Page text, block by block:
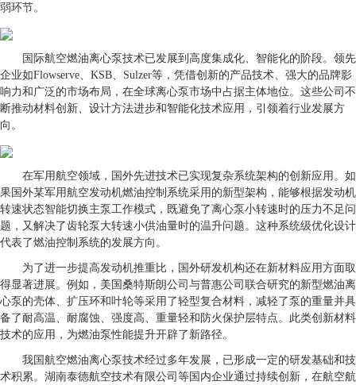
弱环节。
国际航空燃油离心泵技术已发展到高度集成化、智能化的阶段。领先
企业如Flowserve、KSB、Sulzer等，凭借创新的产品技术、强大的品牌影
响力和广泛的市场布局，在全球离心泵市场中占据主体地位。这些公司不
断推动材料创新、设计方法进步和智能化技术应用，引领着行业发展方
向。
在军用航空领域，国外先进技术已实现复杂系统架构的创新应用。如
果国外某军用航空发动机燃油控制系统采用的新型架构，能够根据发动机
转速状态智能切换主泵工作模式，既避免了离心泵小转速时的压力不足问
题，又解决了齿轮泵大转速小供油量时的温升问题。这种系统级优化设计
代表了燃油控制系统的发展方向。
为了进一步提高发动机推重比，国外研发机构还在新材料应用方面取
得显著进展。例如，美国桑特斯朗公司与普惠公司联合研究的新型燃油离
心泵的壳体、扩压环和叶轮等采用了轻型复合材料，减轻了泵的重量并具
备了耐高温、耐腐蚀、强度高、重量轻和防火保护层特点。此类创新材料
技术的应用，为燃油泵性能提升开辟了新路径。
我国航空燃油离心泵技术经过多年发展，已形成一定的研发基础和技
术积累。湖南泰德航空技术有限公司等国内企业通过持续创新，在航空航